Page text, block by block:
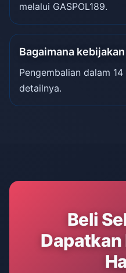
melalui GASPOL189.
Bagaimana
Pengembalian dalam
detailnya.
Beli
Dapatkan